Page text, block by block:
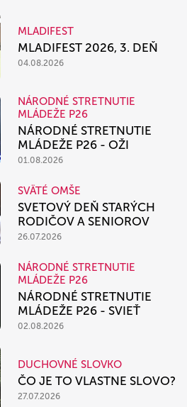
MLADIFEST
MLADIFEST 2026, 3. DEŇ
04.08.2026
NÁRODNÉ STRETNUTIE
MLÁDEŽE P26
NÁRODNÉ STRETNUTIE
MLÁDEŽE P26 - OŽI
01.08.2026
SVÄTÉ OMŠE
SVETOVÝ DEŇ STARÝCH
RODIČOV A SENIOROV
26.07.2026
NÁRODNÉ STRETNUTIE
MLÁDEŽE P26
NÁRODNÉ STRETNUTIE
MLÁDEŽE P26 - SVIEŤ
02.08.2026
DUCHOVNÉ SLOVKO
ČO JE TO VLASTNE SLOVO?
27.07.2026